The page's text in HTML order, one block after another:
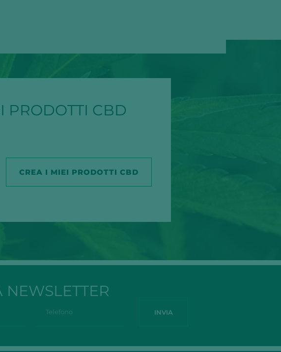
PRODOTTI CBD
CREA I MIEI PRODOTTI CBD